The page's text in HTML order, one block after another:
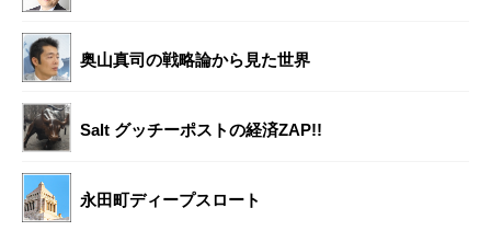
奥山真司の戦略論から見た世界
Salt グッチーポストの経済ZAP!!
永田町ディープスロート